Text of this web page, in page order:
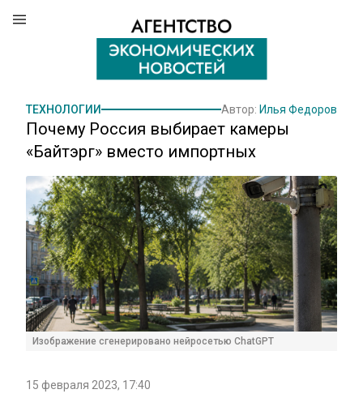
ТЕХНОЛОГИИ Автор: Илья Федоров
Почему Россия выбирает камеры
«Байтэрг» вместо импортных
Изображение сгенерировано нейросетью ChatGPT
15 февраля 2023, 17:40